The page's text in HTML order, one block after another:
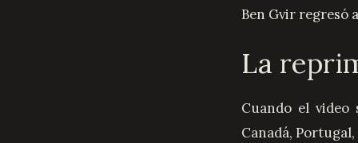
Ben Gvir regresó
La
Cuando el video
Canadá,